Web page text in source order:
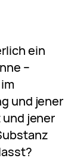
ein
–
und jener
jener